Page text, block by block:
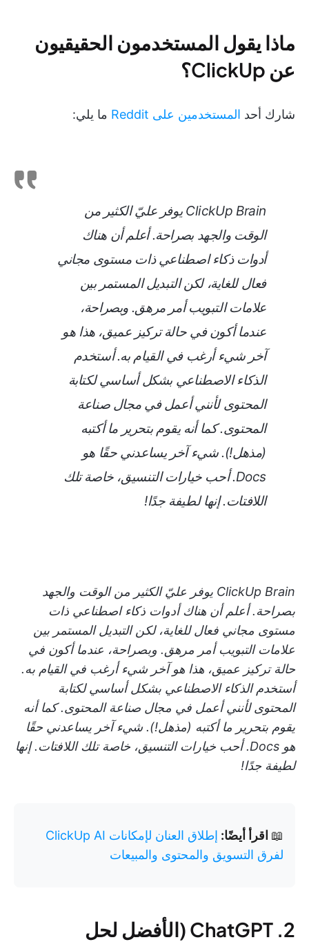
ماذا يقول المستخدمون الحقيقيون
عن ClickUp؟
شارك أحد المستخدمين على Reddit ما يلي:
ClickUp Brain يوفر عليّ الكثير من
الوقت والجهد بصراحة. أعلم أن هناك
أدوات ذكاء اصطناعي ذات مستوى مجاني
فعال للغاية، لكن التبديل المستمر بين
علامات التبويب أمر مرهق. وبصراحة،
عندما أكون في حالة تركيز عميق، هذا هو
آخر شيء أرغب في القيام به. أستخدم
الذكاء الاصطناعي بشكل أساسي لكتابة
المحتوى لأنني أعمل في مجال صناعة
المحتوى. كما أنه يقوم بتحرير ما أكتبه
(مذهل!). شيء آخر يساعدني حقًا هو
Docs. أحب خيارات التنسيق، خاصة تلك
اللافتات. إنها لطيفة جدًا!
ClickUp Brain يوفر عليّ الكثير من الوقت والجهد
بصراحة. أعلم أن هناك أدوات ذكاء اصطناعي ذات
مستوى مجاني فعال للغاية، لكن التبديل المستمر بين
علامات التبويب أمر مرهق. وبصراحة، عندما أكون في
حالة تركيز عميق، هذا هو آخر شيء أرغب في القيام به.
أستخدم الذكاء الاصطناعي بشكل أساسي لكتابة
المحتوى لأنني أعمل في مجال صناعة المحتوى. كما أنه
يقوم بتحرير ما أكتبه (مذهل!). شيء آخر يساعدني حقًا
هو Docs. أحب خيارات التنسيق، خاصة تلك اللافتات. إنها
لطيفة جدًا!
📖 اقرأ أيضًا:
إطلاق العنان لإمكانات ClickUp AI
لفرق التسويق والمحتوى والمبيعات
2. ChatGPT (الأفضل لحل